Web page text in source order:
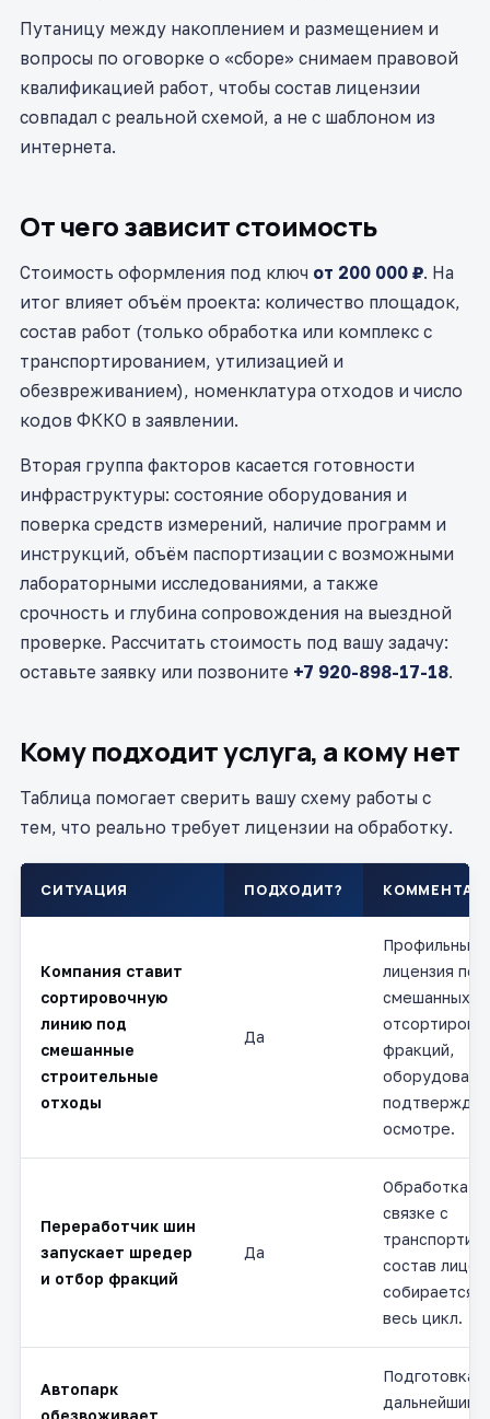
Путаницу между накоплением и размещением и
вопросы по оговорке о «сборе» снимаем правовой
квалификацией работ, чтобы состав лицензии
совпадал с реальной схемой, а не с шаблоном из
интернета.
От чего зависит стоимость
Стоимость оформления под ключ от 200 000 ₽. На
итог влияет объём проекта: количество площадок,
состав работ (только обработка или комплекс с
транспортированием, утилизацией и
обезвреживанием), номенклатура отходов и число
кодов ФККО в заявлении.
Вторая группа факторов касается готовности
инфраструктуры: состояние оборудования и
поверка средств измерений, наличие программ и
инструкций, объём паспортизации с возможными
лабораторными исследованиями, а также
срочность и глубина сопровождения на выездной
проверке. Рассчитать стоимость под вашу задачу:
оставьте заявку или позвоните +7 920-898-17-18.
Кому подходит услуга, а кому нет
Таблица помогает сверить вашу схему работы с
тем, что реально требует лицензии на обработку.
СИТУАЦИЯ ПОДХОДИТ?
Компания ставит
сортировочную
линию под
смешанные
строительные
отходы
Да
Профильный
лицензия
смешанных
фракций,
осмотре.
Переработчик шин
запускает шредер
и отбор фракций
Да
Обработка,
связке с
состав
собирается
весь цикл.
Автопарк
обезвоживает
Подготовка
дальнейшим